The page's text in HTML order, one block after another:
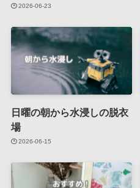
2026-06-23
日曜の朝から水浸しの脱衣
場
2026-06-15